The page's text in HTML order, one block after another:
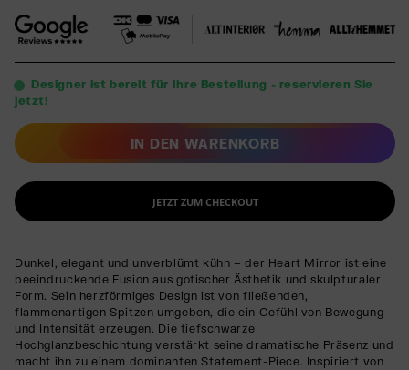
Designer ist bereit für Ihre Bestellung - reservieren Sie
jetzt!
IN DEN WARENKORB
JETZT ZUM CHECKOUT
Dunkel, elegant und unverblümt kühn – der Heart Mirror ist eine
beeindruckende Fusion aus gotischer Ästhetik und skulpturaler
Form. Sein herzförmiges Design ist von fließenden,
flammenartigen Spitzen umgeben, die ein Gefühl von Bewegung
und Intensität erzeugen. Die tiefschwarze
Hochglanzbeschichtung verstärkt seine dramatische Präsenz und
macht ihn zu einem dominanten Statement-Piece. Inspiriert von